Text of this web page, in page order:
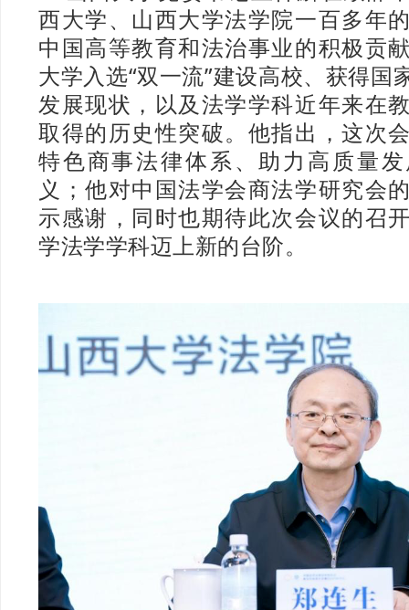
西大学、山西大学法学院一百多年
中国高等教育和法治事业的积极贡
大学入选“双一流”建设高校、获得国
发展现状，以及法学学科近年来在
取得的历史性突破。他指出，这次
特色商事法律体系、助力高质量
义；他对中国法学会商法学研究会
示感谢，同时也期待此次会议的召
学法学学科迈上新的台阶。